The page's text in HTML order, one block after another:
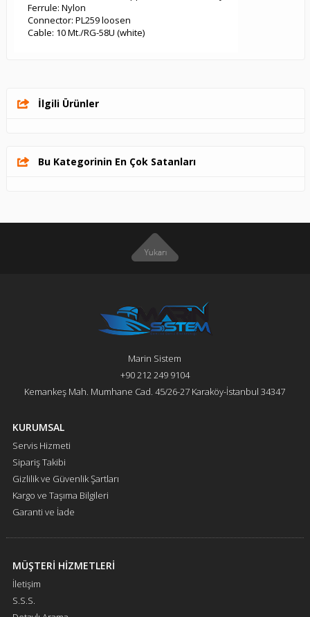
Ferrule: Nylon
Connector: PL259 loosen
Cable: 10 Mt./RG-58U (white)
İlgili Ürünler
Bu Kategorinin En Çok Satanları
Marin Sistem
+90 212 249 9104
Kemankeş Mah. Mumhane Cad. 45/26-27 Karaköy-İstanbul 34347
KURUMSAL
Servis Hizmeti
Sipariş Takibi
Gizlilik ve Güvenlik Şartları
Kargo ve Taşıma Bilgileri
Garanti ve İade
MÜŞTERİ HİZMETLERİ
İletişim
S.S.S.